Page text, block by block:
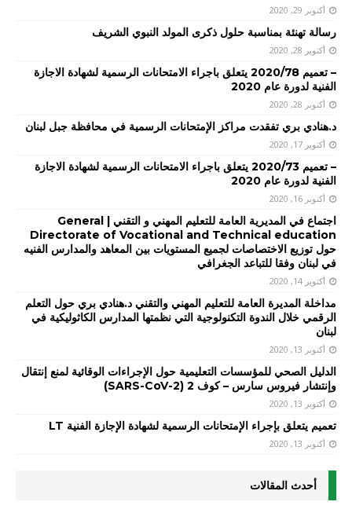
أكتوبر 29, 2020
رسالة تهنئة بمناسبة حلول ذكرى المولد النبوي الشريف
أكتوبر 28, 2020
– تعميم 2020/78 يتعلق باجراء الامتحانات الرسمية لشهادة الاجازة
الفنية لدورة عام 2020
أكتوبر 28, 2020
د.هنادي بري تفقدت مراكز الإمتحانات الرسمية في محافظة جبل لبنان
أكتوبر 17, 2020
– تعميم 2020/73 يتعلق باجراء الامتحانات الرسمية لشهادة الاجازة
الفنية لدورة عام 2020
أكتوبر 16, 2020
اجتماع في المديرية العامة للتعليم المهني و التقني | General
Directorate of Vocational and Technical education
حول توزيع الاختصاصات لجميع المستويات بين المعاهد والمدارس الفنيه
في لبنان وفقا للتباعد الجغرافي
أكتوبر 14, 2020
مداخلة المديرة العامة للتعليم المهني والتقني د.هنادي بري حول التعلم
الرقمي خلال الندوة التكنولوجية التي نظمتها المدارس الكاثوليكية في
لبنان
أكتوبر 13, 2020
الدليل الصحي للمؤسسات التعليمية حول الإجراءات الوقائية لمنع إنتقال
وإنتشار فيروس سارس – كوف 2 (SARS-CoV-2)
أكتوبر 13, 2020
تعميم يتعلق بإجراء الإمتحانات الرسمية لشهادة الإجازة الفنية LT
أكتوبر 13, 2020
أحدث المقالات